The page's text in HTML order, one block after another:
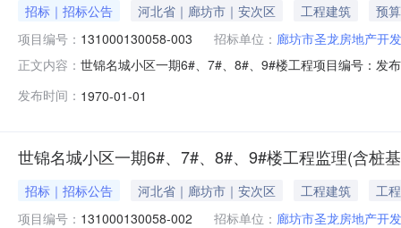
招标｜招标公告 河北省｜廊坊市｜安次区 工程建筑
预
项目编号： 131000130058-003 招标单位： 廊坊市圣龙房地产开
正文内容： 世锦名城小区一期6#、7#、8#、9#楼工程项目编号：发
南侧为光明东道，北侧为锦瑞尚城小区。建筑面积
发布时间： 1970-01-01
世锦名城小区一期6#、7#、8#、9#楼工程监理(含桩
招标｜招标公告 河北省｜廊坊市｜安次区 工程建筑
工程
项目编号： 131000130058-002 招标单位： 廊坊市圣龙房地产开